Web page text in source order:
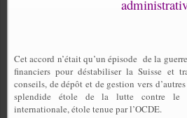
Cet accord n’était qu’un épisode de la
financiers pour déstabiliser la Suisse et
conseils, de dépôt et de gestion vers
splendide étole de la lutte contre le
internationale, étole tenue par l’OCDE.